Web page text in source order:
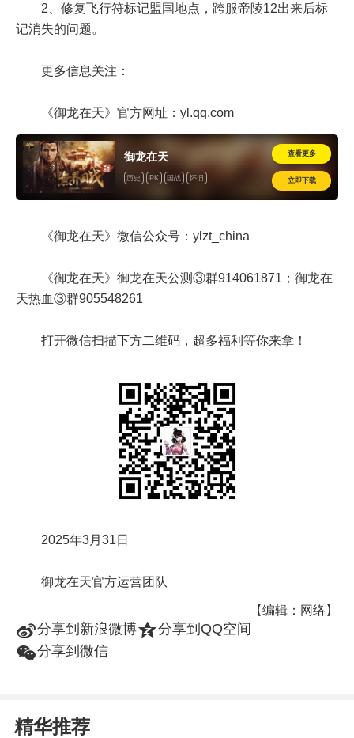
2、修复飞行符标记盟国地点，跨服帝陵12出来后标
记消失的问题。
更多信息关注：
《御龙在天》官方网址：yl.qq.com
御龙在天
历史 PK 国战 怀旧
查看更多
立即下载
《御龙在天》微信公众号：ylzt_china
《御龙在天》御龙在天公测③群914061871；御龙在
天热血③群905548261
打开微信扫描下方二维码，超多福利等你来拿！
2025年3月31日
御龙在天官方运营团队
【编辑：网络】
t分享到新浪微博z分享到QQ空间
w分享到微信
精华推荐